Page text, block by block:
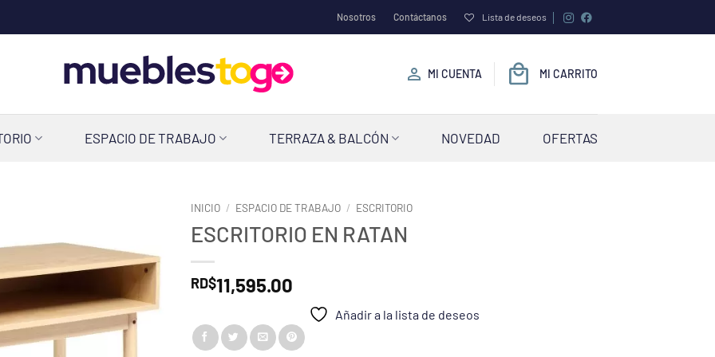
Nosotros Contáctanos Lista de deseos
MI CUENTA MI CARRITO
ESPACIO DE TRABAJO TERRAZA & BALCÓN NOVEDAD OFERTAS
INICIO / ESPACIO DE TRABAJO / ESCRITORIO
ESCRITORIO EN RATAN
RD$11,595.00
Añadir a la lista de deseos